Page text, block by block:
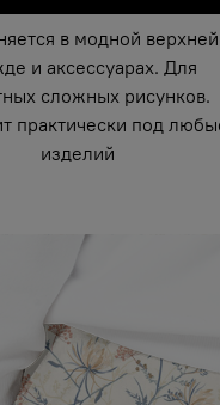
в модной верхней
и аксессуарах. Для
сложных рисунков.
практически под
изделий